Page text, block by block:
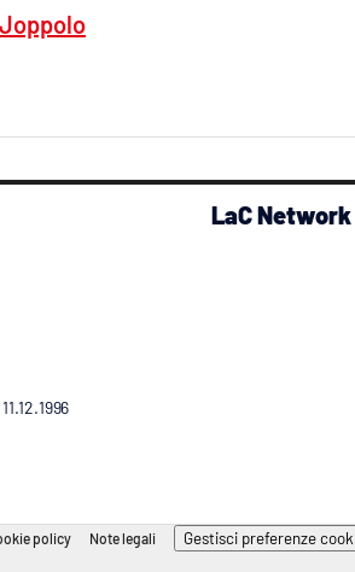
LaC Network
policy Note legali Gestisci preferenze